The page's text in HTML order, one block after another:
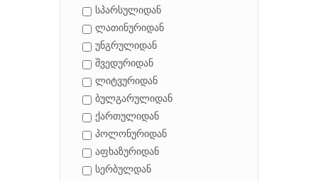
სპარსულიდან
ლათინურიდან
უნგრულიდან
შვედურიდან
ლიტვურიდან
ბულგარულიდან
ქართულიდან
პოლონურიდან
აფხაზურიდან
სერბულდან